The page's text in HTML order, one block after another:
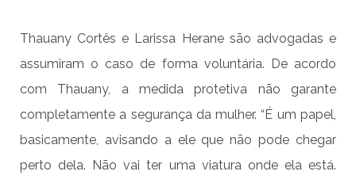
Thauany Cortês e Larissa Herane são advogadas e
assumiram o caso de forma voluntária. De acordo
com Thauany, a medida protetiva não garante
completamente a segurança da mulher. “É um papel,
basicamente, avisando a ele que não pode chegar
perto dela. Não vai ter uma viatura onde ela está.